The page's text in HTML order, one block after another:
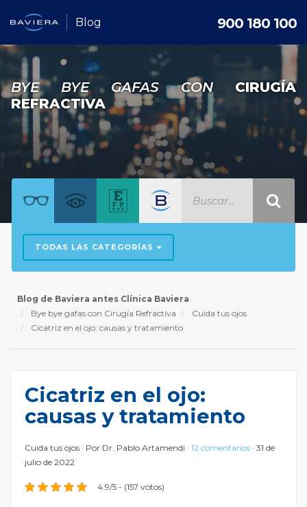
Blog 900 180 100
BYE BYE GAFAS CON CIRUGÍA
REFRACTIVA
TODAS LAS CATEGORÍAS
Blog de Baviera antes Clínica Baviera
Bye bye gafas con Cirugía Refractiva
Cuida tus ojos
Cicatriz en el ojo: causas y tratamiento
Cicatriz en el ojo:
causas y tratamiento
Cuida tus ojos Por Dr. Pablo Artamendi 12 comentarios 31 de
julio de 2022
4.9/5 - (157 votos)